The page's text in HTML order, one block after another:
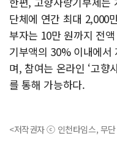
단체에 연간 최대 2,000
부자는 10만 원까지 전
기부액의 30% 이내에서
며, 참여는 온라인 ‘고향
를 통해 가능하다.
<저작권자 ⓒ 인천타임스, 무